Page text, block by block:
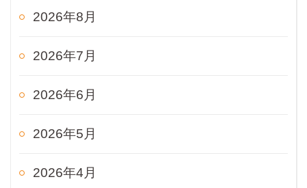
2026年8月
2026年7月
2026年6月
2026年5月
2026年4月